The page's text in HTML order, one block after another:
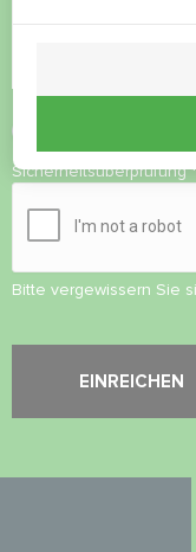
Sicherheitsüberprüfung*
Bitte vergewissern Sie